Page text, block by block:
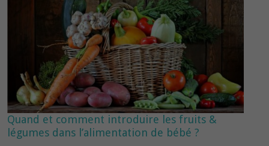
Quand et comment introduire les fruits &
légumes dans l’alimentation de bébé ?